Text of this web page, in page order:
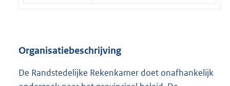
i
:
Organisatiebeschrijving
De Randstedelijke Rekenkamer doet onafhankelijk